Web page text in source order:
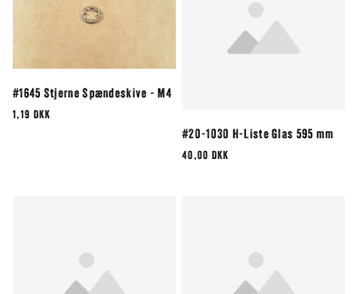
#1645 Stjerne Spændeskive - M4
1,19 DKK
#20-1030 H-Liste Glas 595 mm
40,00 DKK